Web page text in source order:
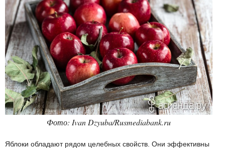
Фото: Ivan Dzyuba/Rusmediabank.ru
Яблоки обладают рядом целебных свойств. Они эффективны